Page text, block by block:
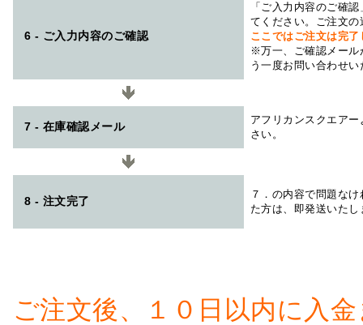
6 - ご入力内容のご確認
「ご入力内容のご確
てください。ご注文
ここではご注文は完
※万一、ご確認メール
う一度お問い合わせ
7 - 在庫確認メール
アフリカンスクエアー
さい。
8 - 注文完了
７．の内容で問題な
た方は、即発送いたし
ご注文後、１０日以内に入